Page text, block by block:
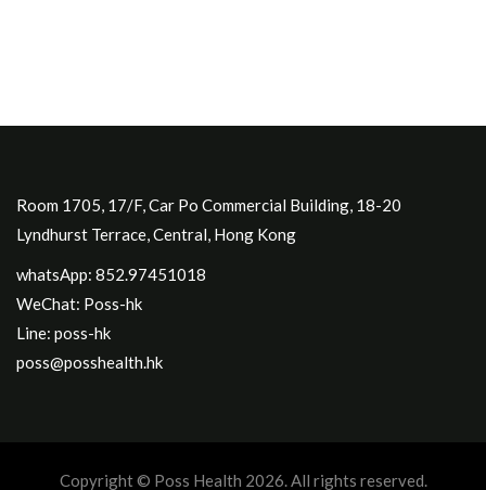
Room 1705, 17/F, Car Po Commercial Building, 18-20
Lyndhurst Terrace, Central, Hong Kong
whatsApp: 852.97451018
WeChat: Poss-hk
Line: poss-hk
poss@posshealth.hk
Copyright © Poss Health 2026. All rights reserved.